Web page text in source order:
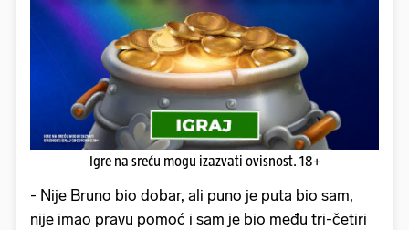
Igre na sreću mogu izazvati ovisnost. 18+
- Nije Bruno bio dobar, ali puno je puta bio sam,
nije imao pravu pomoć i sam je bio među tri-četiri